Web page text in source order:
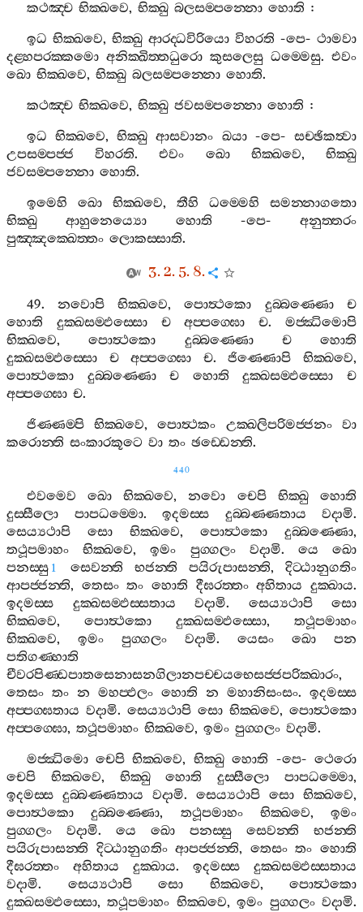
කථඤ‍්ච භික‍්ඛවෙ, භික‍්ඛු බලසම‍්පන‍්නො හොති :
ඉධ භික‍්ඛවෙ, භික‍්ඛු ආරද‍්ධවිරියො විහරති -පෙ- ථාමවා
දළ‍්හපරක‍්කමො අනික‍්ඛිත‍්තධුරො කුසලෙසු ධම‍්මෙසු. එවං
ඛො භික‍්ඛවෙ, භික‍්ඛු බලසම‍්පන‍්නො හොති.
කථඤ‍්ච භික‍්ඛවෙ, භික‍්ඛු ජවසම‍්පන‍්නො හොති :
ඉධ භික‍්ඛවෙ,භික‍්ඛු ආසවානං ඛයා-පෙ-සච‍්ඡිකත්‍වා
උපසම‍්පජ‍්ජ
විහරති.එවං ඛො භික‍්ඛවෙ,භික‍්ඛු
ජවසම‍්පන‍්නො හොති.
ඉමෙහි
ඛො භික‍්ඛවෙ, තීහි ධම‍්මෙහි
සමන‍්නාගතො
භික‍්ඛු
ආහුනෙය්‍යො හොති -පෙ- අනුත‍්තරං
පුඤ‍්ඤක‍්ඛෙත‍්තං ලොකස‍්සාති.
3. 2. 5. 8.
49. නවොපි භික‍්ඛවෙ,පොත්‍ථකො දුබ‍්බණ‍්ණො
ච
හොති
දුක‍්ඛසම‍්ඵස‍්සො ච අප‍්පග‍්ඝො ච.මජ‍්ඣිමොපි
භික‍්ඛවෙ,පොත්‍ථකො දුබ‍්බණ‍්ණො ච
හොති
දුක‍්ඛසම‍්ඵස‍්සො
ච අප‍්පග‍්ඝො ච.ජිණ‍්ණොපි භික‍්ඛවෙ,
පොත්‍ථකො
දුබ‍්බණ‍්ණො ච හොති දුක‍්ඛසම‍්ඵස‍්සො
ච
අප‍්පග‍්ඝො ච.
ජිණ‍්ණම‍්පි
භික‍්ඛවෙ,පොත්‍ථකං උක‍්ඛලිපරිමජ‍්ජනං
වා
කරොන‍්ති සංකාරකූටෙ වා තං ඡඩ‍්ඩෙන‍්ති.
440
එවමෙව ඛො භික‍්ඛවෙ,නවො චෙපි භික‍්ඛු
හොති
දුස‍්සීලො
පාපධම‍්මො. ඉදමස‍්ස දුබ‍්බණ‍්ණතාය වදාමි.
සෙය්‍යථාපි
සො භික‍්ඛවෙ, පොත්‍ථකො දුබ‍්බණ‍්ණො,
තථූපමාහං
භික‍්ඛවෙ,ඉමං පුග‍්ගලං වදාමි. යෙ
ඛො
පනස‍්සු 1 සෙවන‍්ති භජන‍්ති පයිරුපාසන‍්ති, දිට‍්ඨානුගතිං
ආපජ‍්ජන‍්ති, තෙසං තං හොති දීඝරත‍්තං අහිතාය දුක‍්ඛාය.
ඉදමස‍්ස
දුක‍්ඛසම‍්ඵස‍්සතාය වදාමි. සෙය්‍යථාපි
සො
භික‍්ඛවෙ, පොත්‍ථකො දුක‍්ඛසම‍්ඵස‍්සො, තථූපමාහං
භික‍්ඛවෙ, ඉමං පුග‍්ගලං වදාමි. යෙසං ඛො
පන
පතිගණ‍්හාති
චීවරපිණ‍්ඩපාතසෙනාසනගිලානපච‍්චයභෙසජ‍්ජපරික‍්ඛාරං,
තෙසං තං න මහප‍්ඵලං හොති න මහානිසංසං. ඉදමස‍්ස
අප‍්පග‍්ඝතාය වදාමි. සෙය්‍යථාපි සො භික‍්ඛවෙ, පොත්‍ථකො
අප‍්පග‍්ඝො, තථූපමාහං භික‍්ඛවෙ, ඉමං පුග‍්ගලං වදාමි.
මජ‍්ඣිමො චෙපි භික‍්ඛවෙ, භික‍්ඛු හොති -පෙ-ථෙරො
චෙපි
භික‍්ඛවෙ, භික‍්ඛු හොති දුස‍්සීලො පාපධම‍්මො,
ඉදමස‍්ස දුබ‍්බණ‍්ණතාය වදාමි. සෙය්‍යථාපි සො භික‍්ඛවෙ,
පොත්‍ථකො
දුබ‍්බණ‍්ණො, තථූපමාහං භික‍්ඛවෙ, ඉමං
පුග‍්ගලං
වදාමි. යෙ ඛො පනස‍්සු සෙවන‍්ති
භජන‍්ති
පයිරුපාසන‍්ති දිට‍්ඨානුගතිං ආපජ‍්ජන‍්ති, තෙසං තං හොති
දීඝරත‍්තං
අහිතාය දුක‍්ඛාය. ඉදමස‍්ස
දුක‍්ඛසම‍්ඵස‍්සතාය
වදාමි. සෙය්‍යථාපි සො භික‍්ඛවෙ, පොත්‍ථකො
දුක‍්ඛසම‍්ඵස‍්සො,තථූපමාහං භික‍්ඛවෙ,ඉමං පුග‍්ගලං වදාමි.